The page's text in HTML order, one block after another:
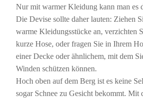
Nur mit warmer Kleidung kann man es
Die Devise sollte daher lauten: Ziehen
warme Kleidungsstücke an, verzichten
kurze Hose, oder fragen Sie in Ihrem
einer Decke oder ähnlichem, mit dem
Winden schützen können.
Hoch oben auf dem Berg ist es keine
sogar Schnee zu Gesicht bekommt. Mit